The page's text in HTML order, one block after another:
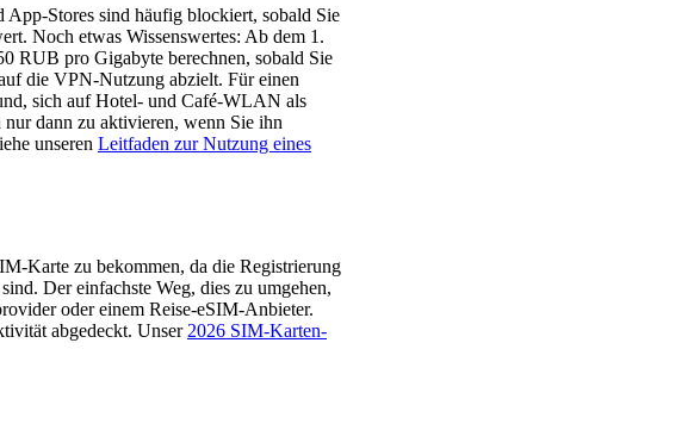
Stores sind häufig blockiert, sobald Sie
Noch etwas Wissenswertes: Ab dem 1.
RUB pro Gigabyte berechnen, sobald Sie
die VPN-Nutzung abzielt. Für einen
sich auf Hotel- und Café-WLAN als
dann zu aktivieren, wenn Sie ihn
unseren Leitfaden zur Nutzung eines
Karte zu bekommen, da die Registrierung
Der einfachste Weg, dies zu umgehen,
oder einem Reise-eSIM-Anbieter.
abgedeckt. Unser 2026 SIM-Karten-